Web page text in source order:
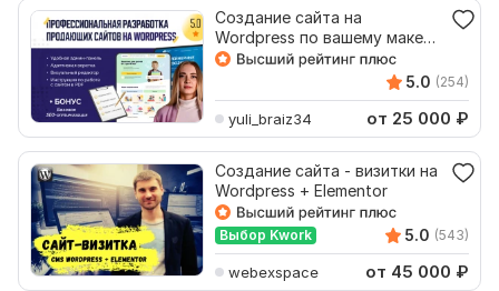
Создание сайта на
Wordpress по вашему макету
или под ключ по запросу
5.0 (254)
yuli_braiz34 от 25 000 ₽
Создание сайта - визитки на
Wordpress + Elementor
Выбор Kwork 5.0 (543)
webexspace от 45 000 ₽